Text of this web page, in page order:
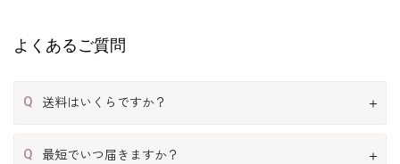
よくあるご質問
Q 送料はいくらですか？
Q 最短でいつ届きますか？